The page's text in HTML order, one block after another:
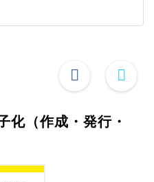
化（作成・発行・